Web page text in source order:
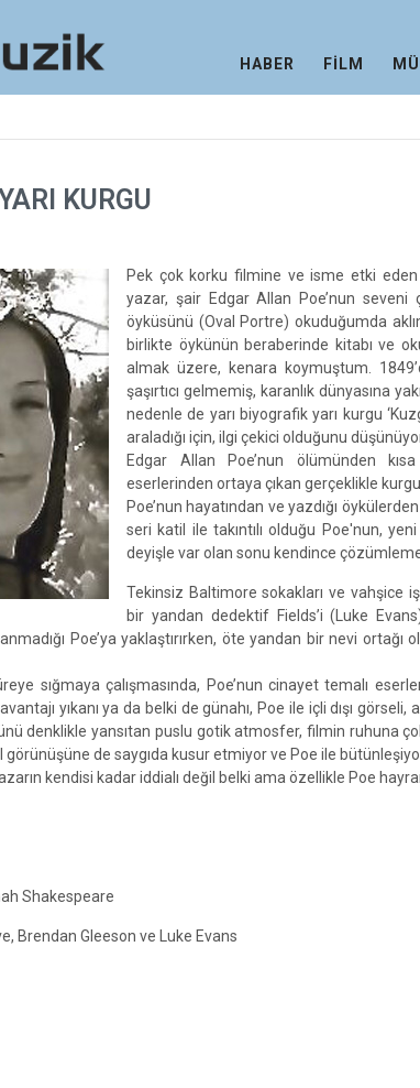
HABER FİLM
KURGU
Pek çok korku filmine ve isme etki eden
yazar, şair Edgar Allan Poe’nun seveni
öyküsünü (Oval Portre) okuduğumda
birlikte öykünün beraberinde kitabı ve
almak üzere, kenara koymuştum.
şaşırtıcı gelmemiş, karanlık dünyasına
nedenle de yarı biyografik yarı kurgu
araladığı için, ilgi çekici olduğunu
Edgar Allan Poe’nun ölümünden
eserlerinden ortaya çıkan gerçeklikle
Poe’nun hayatından ve yazdığı
seri katil ile takıntılı olduğu Poe'nun,
deyişle var olan sonu kendince
Tekinsiz Baltimore sokakları ve vahşice
bir yandan dedektif Fields’i (Luke
Poe’ya yaklaştırırken, öte yandan bir nevi
sığmaya çalışmasında, Poe’nun cinayet temalı
yıkanı ya da belki de günahı, Poe ile içli dışı
denklikle yansıtan puslu gotik atmosfer, filmin ruhuna çok
görünüşüne de saygıda kusur etmiyor ve Poe ile
kendisi kadar iddialı değil belki ama özellikle Poe
Shakespeare
Brendan Gleeson ve Luke Evans